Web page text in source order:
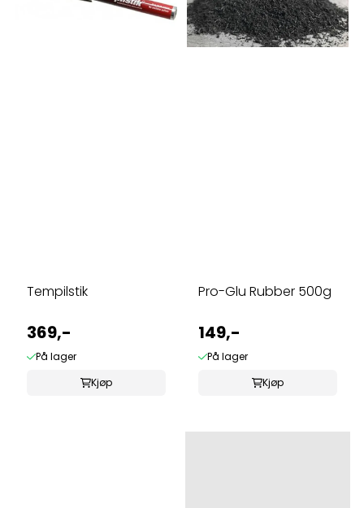
Tempilstik
369,-
På lager
Kjøp
Pro-Glu Rubber 500g
149,-
På lager
Kjøp